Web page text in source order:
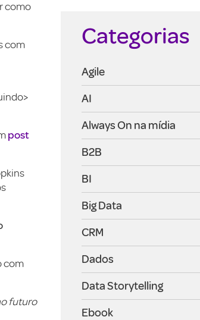
como
com
post
com
futuro
Categorias
Agile
AI
Always On na mídia
B2B
BI
Big Data
CRM
Dados
Data Storytelling
Ebook